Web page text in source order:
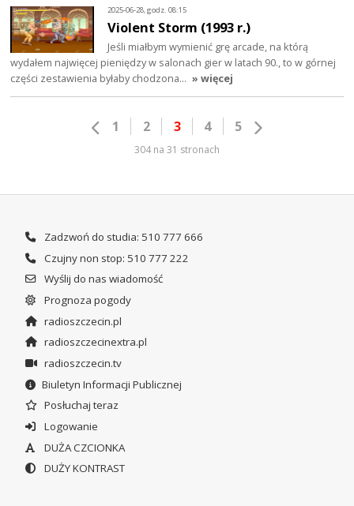
2025-06-28, godz. 08:15
Violent Storm (1993 r.)
Jeśli miałbym wymienić grę arcade, na którą
wydałem najwięcej pieniędzy w salonach gier w latach 90., to w górnej
części zestawienia byłaby chodzona… » więcej
1 2 3 4 5
304 na 31 stronach
Zadzwoń do studia: 510 777 666
Czujny non stop: 510 777 222
Wyślij do nas wiadomość
Prognoza pogody
radioszczecin.pl
radioszczecinextra.pl
radioszczecin.tv
Biuletyn Informacji Publicznej
Posłuchaj teraz
Logowanie
DUŻA CZCIONKA
DUŻY KONTRAST